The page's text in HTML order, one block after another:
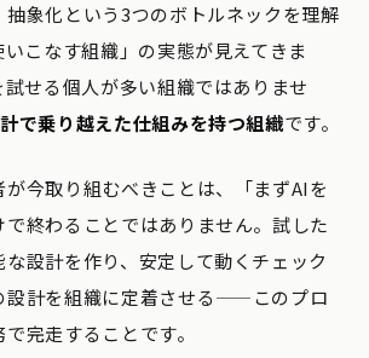
象化という3つのボトルネックを理解
こなす組織」の実態が見えてきま
せる個人が多い組織ではありませ
で乗り越えた仕組みを持つ組織です。
今取り組むべきことは、「まずAIを
終わることではありません。試した
設計を作り、安定して動くチェック
設計を組織に定着させる——このプロ
完走することです。